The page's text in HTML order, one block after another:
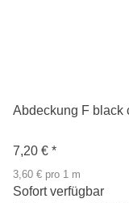
Abdeckung F black
7,20 € *
3,60 € pro 1 m
Sofort verfügbar